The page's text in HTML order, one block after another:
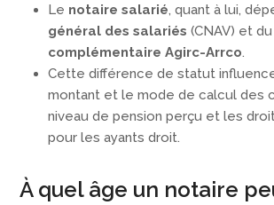
Le notaire salarié, quant à lui,
général des salariés (CNAV) et du
complémentaire Agirc-Arrco.
Cette différence de statut
montant et le mode de calcul des
niveau de pension perçu et les
pour les ayants droit.
À quel âge un notaire